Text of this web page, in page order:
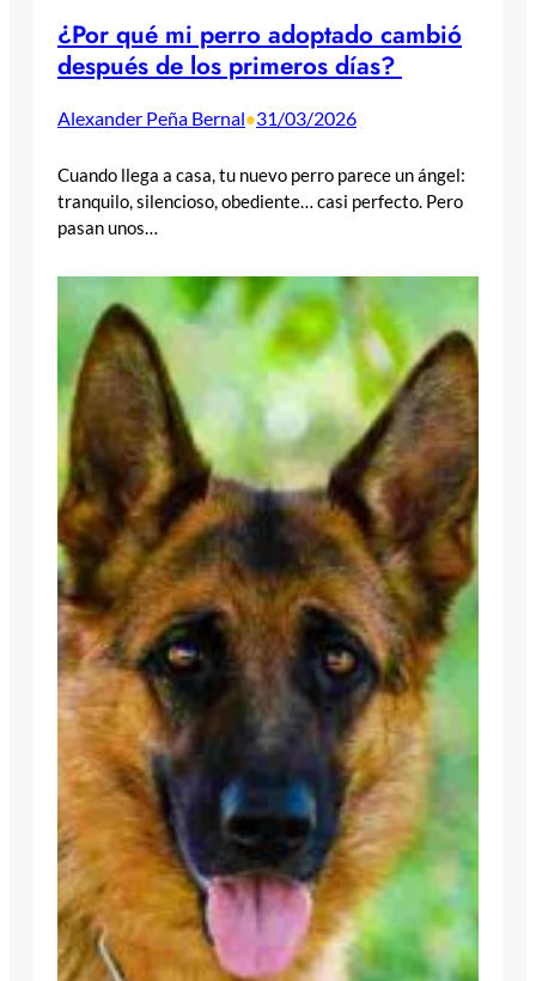
¿Por qué mi perro adoptado cambió
después de los primeros días?
Alexander Peña Bernal•31/03/2026
Cuando llega a casa, tu nuevo perro parece un ángel:
tranquilo, silencioso, obediente… casi perfecto. Pero
pasan unos…